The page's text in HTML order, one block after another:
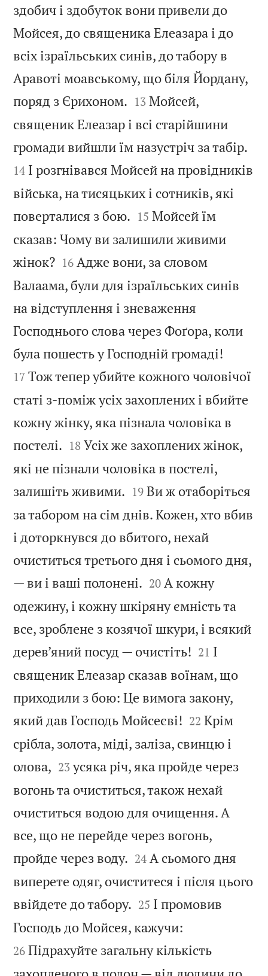
здобич і здобуток вони привели до
Мойсея, до священика Елеазара і до
всіх ізраїльських синів, до табору в
Аравоті моавському, що біля Йордану,
поряд з Єрихоном. 

13 Мойсей,
священик Елеазар і всі старійшини
громади вийшли їм назустріч за табір.
14 І розгнівався Мойсей на провідників
війська, на тисяцьких і сотників, які
поверталися з бою. 

15 Мойсей їм
сказав: Чому ви залишили живими
жінок?
16 Адже вони, за словом
Валаама, були для ізраїльських синів
на відступлення і зневаження
Господнього слова через Фоґора, коли
була пошесть у Господній громаді!
17 Тож тепер убийте кожного чоловічої
статі з-поміж усіх захоплених і вбийте
кожну жінку, яка пізнала чоловіка в
постелі. 

18 Усіх же захоплених жінок,
які не пізнали чоловіка в постелі,
залишіть живими. 

19 Ви ж отаборіться
за табором на сім днів. Кожен, хто вбив
і доторкнувся до вбитого, нехай
очиститься третього дня і сьомого дня,
— ви і ваші полонені. 

20 А кожну
одежину, і кожну шкіряну ємність та
все, зроблене з козячої шкури, і всякий
дерев’яний посуд — очистіть! 

21 І
священик Елеазар сказав воїнам, що
приходили з бою: Це вимога закону,
який дав Господь Мойсеєві! 

22 Крім
срібла, золота, міді, заліза, свинцю і
олова, 

23 усяка річ, яка пройде через
вогонь та очиститься, також нехай
очиститься водою для очищення. А
все, що не перейде через вогонь,
пройде через воду. 

24 А сьомого дня
виперете одяг, очиститеся і після цього
ввійдете до табору. 

25 І промовив
Господь до Мойсея, кажучи:
26 Підрахуйте загальну кількість